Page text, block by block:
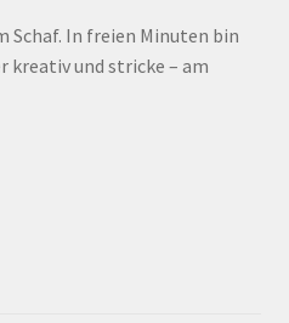
Schaf. In freien Minuten bin
kreativ und stricke – am